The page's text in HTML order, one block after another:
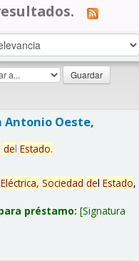
Antonio Oeste,
del Estado.
Eléctrica, Sociedad del Estado,
préstamo: Signatura